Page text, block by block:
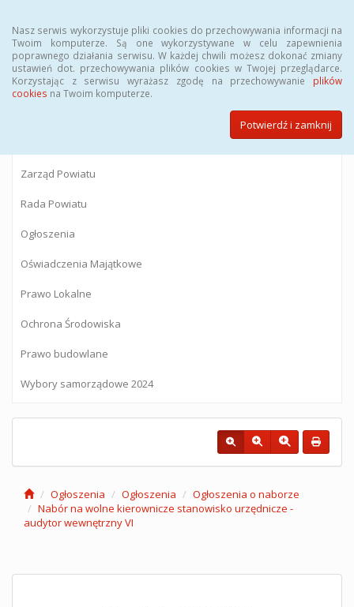
Nasz serwis wykorzystuje pliki cookies do przechowywania informacji na
Twoim komputerze. Są one wykorzystywane w celu zapewnienia
poprawnego działania serwisu. W każdej chwili możesz dokonać zmiany
ustawień dot. przechowywania plików cookies w Twojej przeglądarce.
Korzystając z serwisu wyrażasz zgodę na przechowywanie plików
cookies na Twoim komputerze.
Potwierdź i zamknij
BIULETYN INFORMACJI PUBLICZNEJ
Starostwa Powiatowego w Gostyninie
Zarząd Powiatu
Rada Powiatu
Ogłoszenia
Oświadczenia Majątkowe
Prawo Lokalne
Ochrona Środowiska
Prawo budowlane
Wybory samorządowe 2024
Ogłoszenia Ogłoszenia
Ogłoszenia o naborze
Nabór na wolne kierownicze stanowisko urzędnicze -
audytor wewnętrzny VI